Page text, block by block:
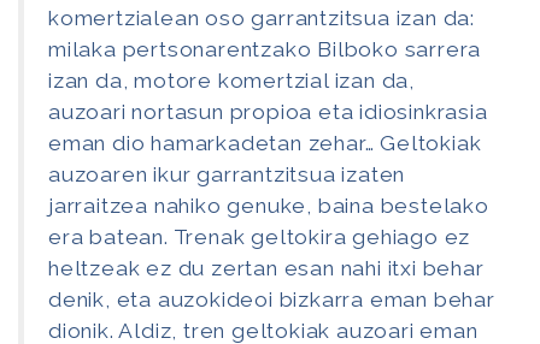
komertzialean oso garrantzitsua izan da:
milaka pertsonarentzako Bilboko sarrera
izan da, motore komertzial izan da,
auzoari nortasun propioa eta idiosinkrasia
eman dio hamarkadetan zehar… Geltokiak
auzoaren ikur garrantzitsua izaten
jarraitzea nahiko genuke, baina bestelako
era batean. Trenak geltokira gehiago ez
heltzeak ez du zertan esan nahi itxi behar
denik, eta auzokideoi bizkarra eman behar
dionik. Aldiz, tren geltokiak auzoari eman